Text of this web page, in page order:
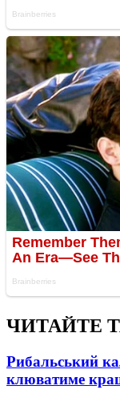
ЧИТАЙТЕ
Рибальський
клюватиме